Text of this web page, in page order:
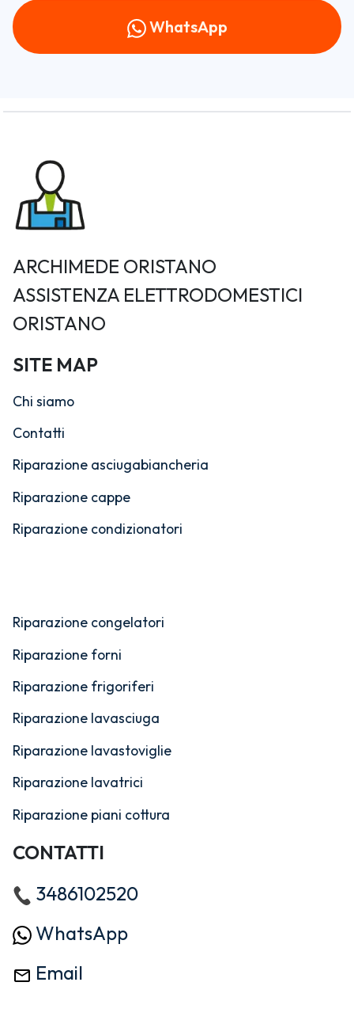
WhatsApp
ARCHIMEDE ORISTANO
ASSISTENZA ELETTRODOMESTICI
ORISTANO
SITE MAP
Chi siamo
Contatti
Riparazione asciugabiancheria
Riparazione cappe
Riparazione condizionatori
Riparazione congelatori
Riparazione forni
Riparazione frigoriferi
Riparazione lavasciuga
Riparazione lavastoviglie
Riparazione lavatrici
Riparazione piani cottura
CONTATTI
3486102520
WhatsApp
Email